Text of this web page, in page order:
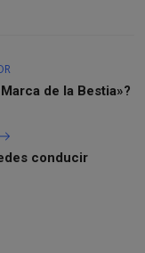
de la Bestia»?
conducir